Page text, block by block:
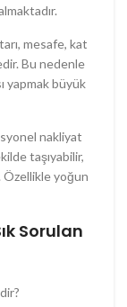
mesafe, kat
Bu nedenle
yapmak büyük
nakliyat
taşıyabilir,
Özellikle yoğun
Sorulan